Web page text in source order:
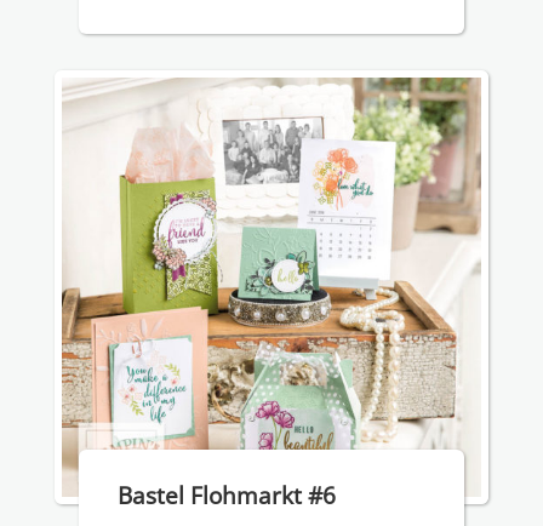
Bastel Flohmarkt #6